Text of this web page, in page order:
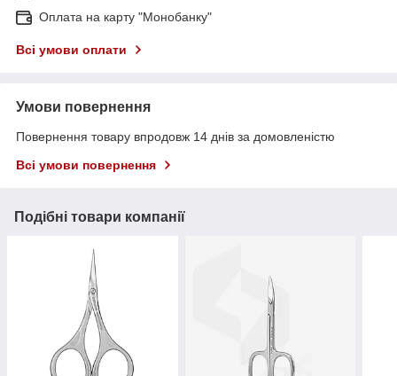
Оплата на карту "Монобанку"
Всі умови оплати
Умови повернення
Повернення товару впродовж 14 днів за домовленістю
Всі умови повернення
Подібні товари компанії